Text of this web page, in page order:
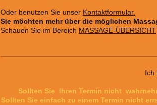
Oder benutzen Sie unser Kontaktformular.
Sie möchten mehr über die möglichen
Schauen Sie im Bereich MASSAGE-ÜBERSICHT
Ich
Sollten Sie Ihren Termin nicht
Sollten Sie einfach zu einem Termin nicht